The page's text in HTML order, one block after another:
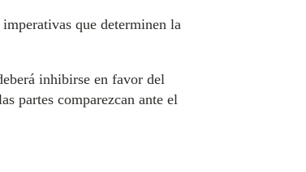
que determinen la
inhibirse en favor del
partes comparezcan ante el